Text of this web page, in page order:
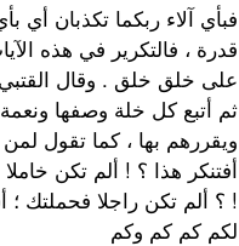
فبأي آلاء ربكما تكذبان
قدرة ، فالتكرير في هذه
على خلق خلق . وقال القتبي
ثم أتبع كل خلة وصفها
ويقررهم بها ، كما تقول
أفتنكر هذا ؟ ! ألم تكن
! ؟ ألم تكن راجلا فحملتك
لكم كم كم وكم